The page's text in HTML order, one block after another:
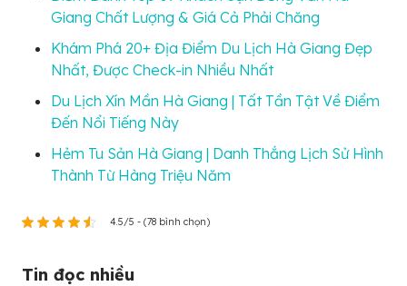
Giang Chất Lượng & Giá Cả Phải Chăng
Khám Phá 20+ Địa Điểm Du Lịch Hà Giang Đẹp
Nhất, Được Check-in Nhiều Nhất
Du Lịch Xín Mần Hà Giang | Tất Tần Tật Về Điểm
Đến Nổi Tiếng Này
Hẻm Tu Sản Hà Giang | Danh Thắng Lịch Sử Hình
Thành Từ Hàng Triệu Năm
4.5/5 - (78 bình chọn)
Tin đọc nhiều